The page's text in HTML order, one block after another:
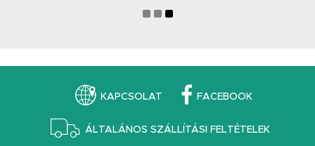
KAPCSOLAT FACEBOOK
ÁLTALÁNOS SZÁLLÍTÁSI FELTÉTELEK